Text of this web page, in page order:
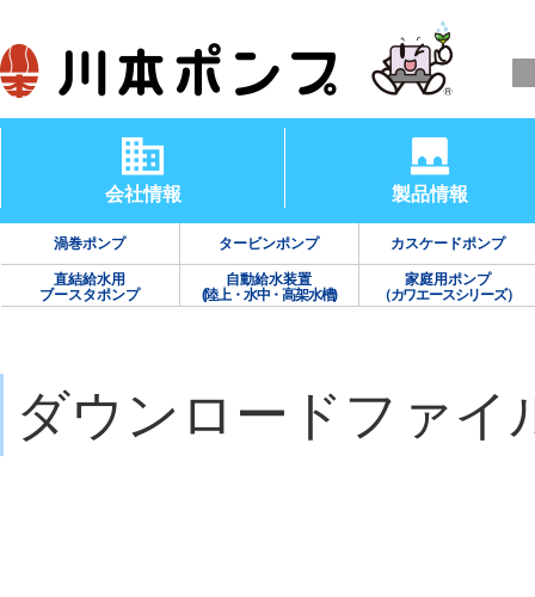
会社情報 製品情報
渦巻ポンプ タービンポンプ カスケードポンプ
直結給水用
ブースタポンプ
自動給水装置
(陸上・水中・高架水槽)
家庭用ポンプ
（カワエースシリーズ）
ダウンロードファイ